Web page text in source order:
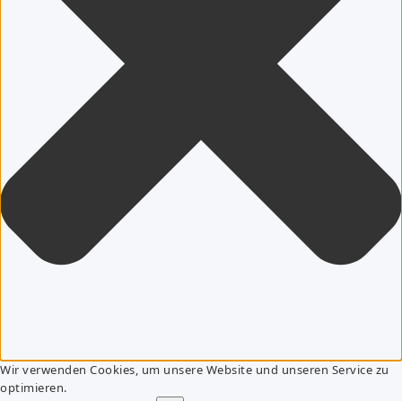
Wir verwenden Cookies, um unsere Website und unseren Service zu
optimieren.